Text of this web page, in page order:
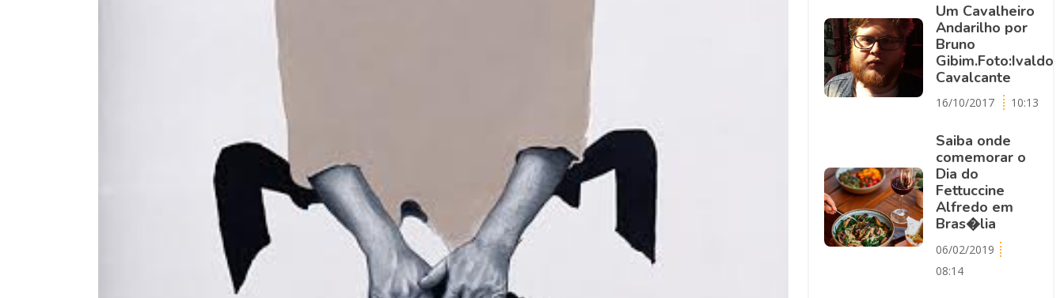
Um Cavalheiro
Andarilho por
Bruno
Gibim.Foto:Ivaldo
Cavalcante
16/10/2017 10:13
Saiba onde
comemorar o
Dia do
Fettuccine
Alfredo em
Bras�lia
06/02/2019
08:14